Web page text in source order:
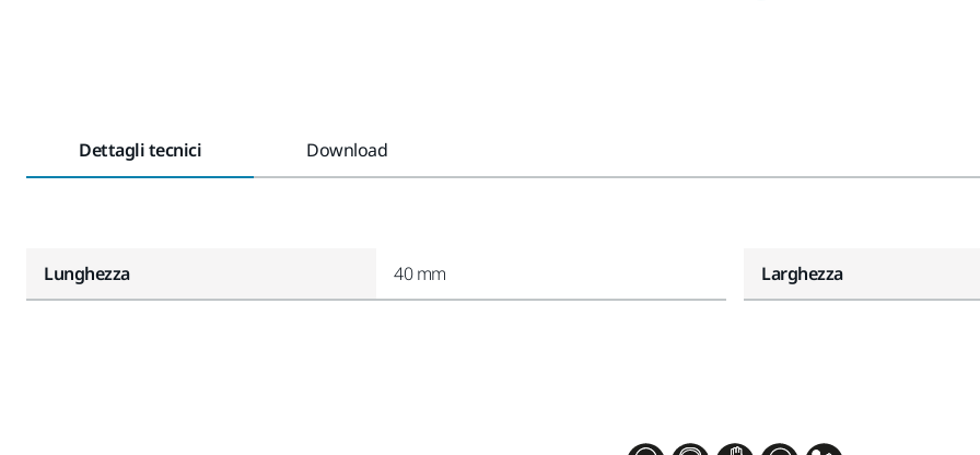
Dettagli tecnici Download
Lunghezza 40 mm Larghezza